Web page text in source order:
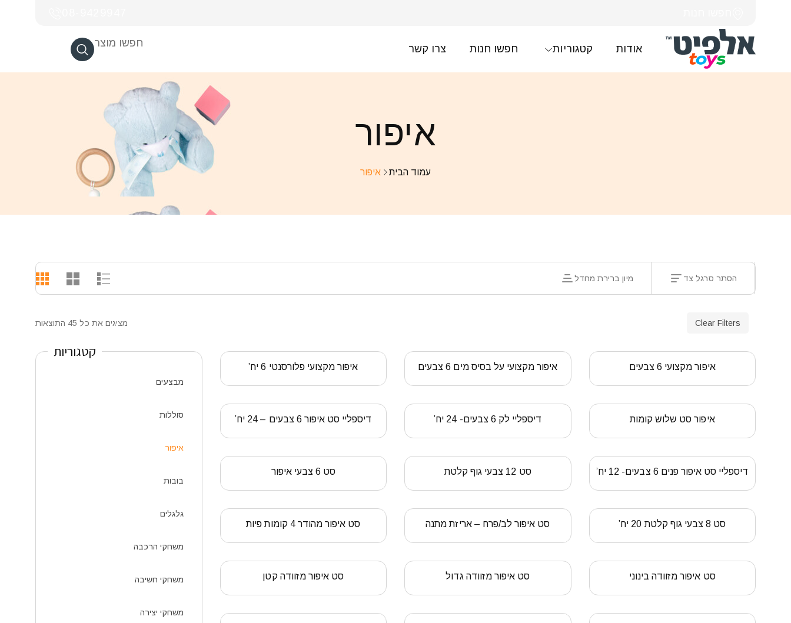
אודות קטגוריות חפשו חנות צרו קשר
חפשו מוצר
איפור
עמוד הבית איפור
הסתר סרגל צד מיון ברירת מחדל
Clear Filters מציגים את כל ⁦45⁩ התוצאות
איפור מקצועי 6 צבעים איפור מקצועי על בסיס מים 6 צבעים איפור מקצועי פלורסנטי 6 יח’
איפור סט שלוש קומות דיספליי לק 6 צבעים- 24 יח’ דיספליי סט איפור 6 צבעים – 24 יח’
דיספליי סט איפור פנים 6 צבעים- 12 יח’ סט 12 צבעי גוף קלטת סט 6 צבעי איפור
סט 8 צבעי גוף קלטת 20 יח’ סט איפור לב/פרח – אריזת מתנה סט איפור מהודר 4 קומות פיות
סט איפור מזוודה בינוני סט איפור מזוודה גדול סט איפור מזוודה קטן
קטגוריות
מבצעים
סוללות
איפור
בובות
גלגלים
משחקי הרכבה
משחקי חשיבה
משחקי יצירה